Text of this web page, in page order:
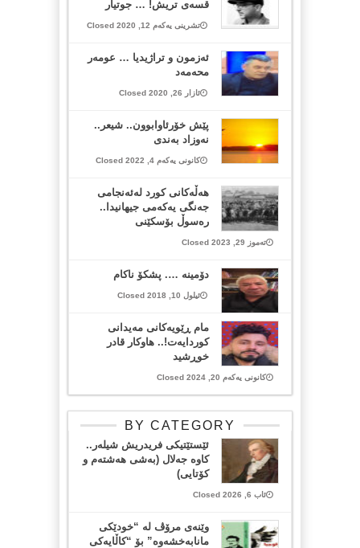
قسەی تریش! … جوتیار
تشرینی یەکەم 12, 2020 Closed
ئەزمون و تراژیدیا … عومەر
محەمەد
ئازار 26, 2020 Closed
پێش خۆرئاوابوون.. شیعر..
نەوزاد بەندی
کانونی یەکەم 4, 2022 Closed
هەڵەكانی كورد لەئەنجامی
جەنگی یەكەمی جیهانیدا..
رەسوڵ بۆسكێنی
تەموز 29, 2023 Closed
دۆمینە …. پشکۆ ناکام
ئیلول 10, 2018 Closed
مام ڕێویەکانی مەیدانی
کوردایەت!.. هاوکار قادر
خوڕشید
کانونی یەکەم 20, 2024 Closed
BY CATEGORY
ئێستێتیکی فریدریش شیلەر..
کاوە جەلال (بەشی هەشتەم و
کۆتایی)
ئاب 6, 2026 Closed
وێنەی مرۆڤ لە “خودێکی
مانابەخشەوە” بۆ “کاڵایەکی